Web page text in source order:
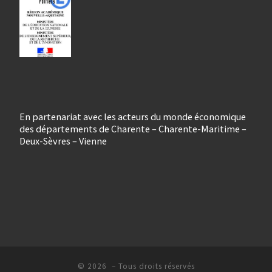
En partenariat avec les acteurs du monde économique
des départements de Charente – Charente-Maritime –
Deux-Sèvres – Vienne
© 2026 – Tous droits réservés